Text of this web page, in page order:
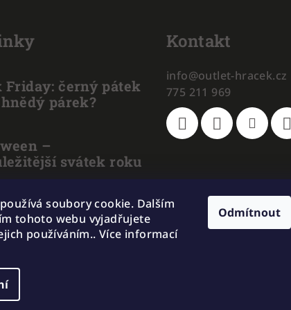
soubory cookie. Dalším
tohoto webu vyjadřujete
používáním.. Více informací
Odmítnout
Friday: černý pátek
párek?
–
svátek roku
pravého
od levného
Kontakt
info@outlet-hracek.cz
775 211 969